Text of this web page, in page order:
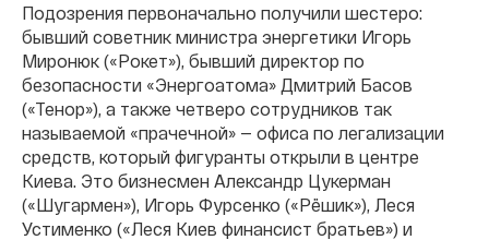
Подозрения первоначально получили шестеро:
бывший советник министра энергетики Игорь
Миронюк («Рокет»), бывший директор по
безопасности «Энергоатома» Дмитрий Басов
(«Тенор»), а также четверо сотрудников так
называемой «прачечной» — офиса по легализации
средств, который фигуранты открыли в центре
Киева. Это бизнесмен Александр Цукерман
(«Шугармен»), Игорь Фурсенко («Рёшик»), Леся
Устименко («Леся Киев финансист братьев») и